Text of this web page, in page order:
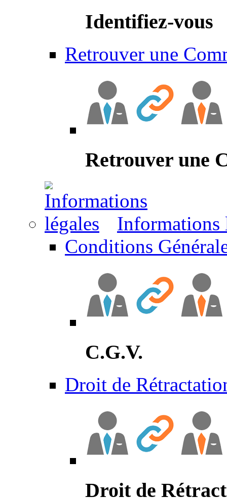
Identifiez-vous
Retrouver une
Retrouver une
Informations
Conditions
C.G.V.
Droit de
Droit de